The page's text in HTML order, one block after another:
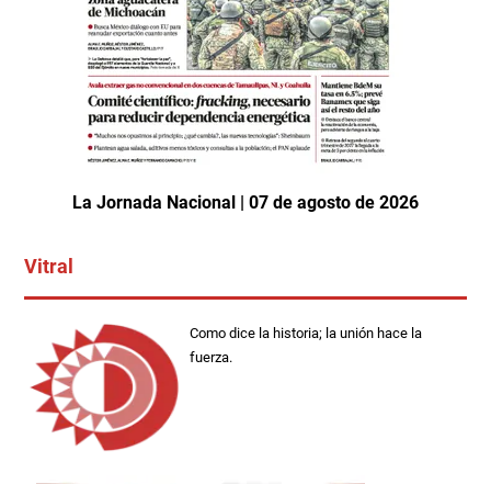
La Jornada Nacional | 07 de agosto de 2026
Vitral
Como dice la historia; la unión hace la
fuerza.